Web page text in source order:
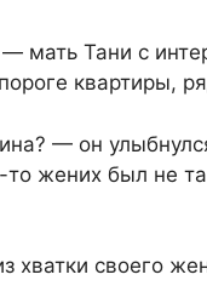
мать Тани с
квартиры,
— он
жених был не
своего